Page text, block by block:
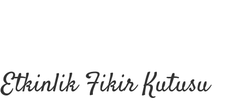
Etkinlik Fikir Kutusu